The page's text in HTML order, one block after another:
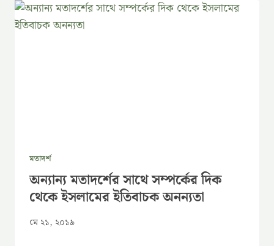
মতাদর্শ
অন্যান্য মতাদর্শের সাথে সম্পর্কের দিক
থেকে ইসলামের ইতিবাচক অনন্যতা
মে ২১, ২০১৯